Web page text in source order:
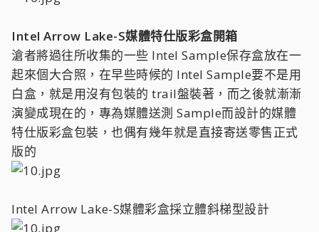
Intel Arrow Lake-S媒體特仕版彩盒開箱
滄者將過往所收集的一些 Intel Sample保存盒放在一
起來個大合照，在早些時候的 Intel Sample要不是用
白盒，就是用沒有包裝的 trail盤裝著，而之後就漸漸
演變成現在的，專為媒體送測 Sample而設計的媒體
特仕版彩盒包裝，也偶有幾年就是直接寄送零售正式
版的
Intel Arrow Lake-S媒體彩盒採立體斜梯型設計